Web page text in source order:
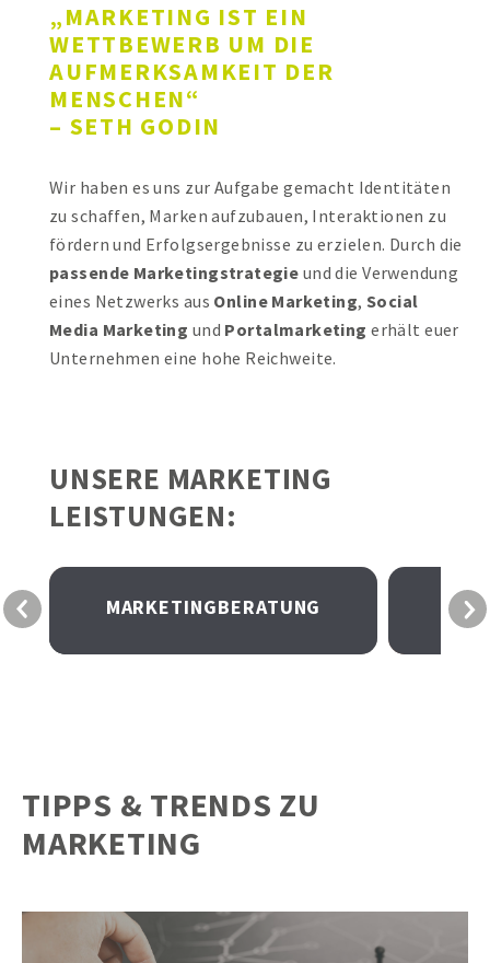
FERNWARTUNG
ANFAHRT
JETZT ANFRAGEN
KOSTENLOSE DEMO ANFRAGEN
„MARKETING IST EIN
WETTBEWERB UM DIE
AUFMERKSAMKEIT DER
MENSCHEN“
– SETH GODIN​
Wir haben es uns zur Aufgabe gemacht Identitäten
zu schaffen, Marken aufzubauen, Interaktionen zu
fördern und Erfolgsergebnisse zu erzielen. Durch die
passende Marketingstrategie und die Verwendung
eines Netzwerks aus Online Marketing, Social
Media Marketing und Portalmarketing erhält euer
Unternehmen eine hohe Reichweite.
UNSERE MARKETING
LEISTUNGEN:
MARKETINGBERATUNG
TIPPS & TRENDS ZU
MARKETING